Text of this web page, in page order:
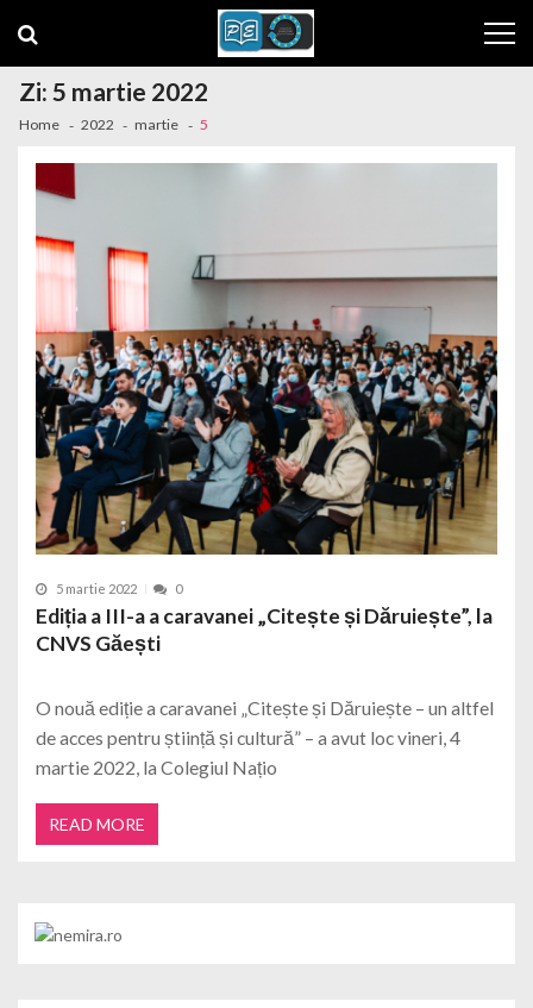
Zi: 5 martie 2022
Home 2022 martie 5
5 martie 2022 0
Ediția a III-a a caravanei „Citește și Dăruiește”, la
CNVS Găești
O nouă ediție a caravanei „Citește și Dăruiește – un altfel
de acces pentru știință și cultură” – a avut loc vineri, 4
martie 2022, la Colegiul Națio
READ MORE